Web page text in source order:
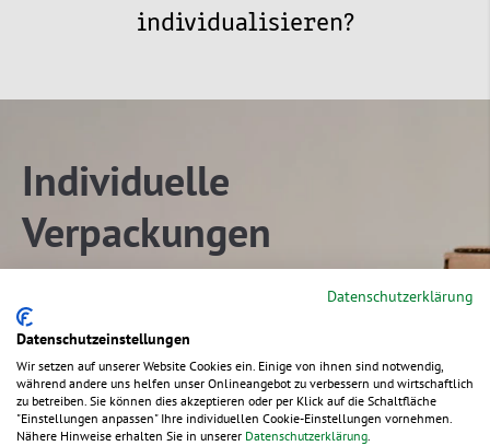
individualisieren?
Individuelle
Verpackungen
nach Ihren Wünschen und
Ideen
Einfach & kostenfrei anfragen
Wir besprechen gemeinsam Ihre Ideen
Datenschutzerklärung
Datenschutzeinstellungen
Wir setzen auf unserer Website Cookies ein. Einige von ihnen sind notwendig,
während andere uns helfen unser Onlineangebot zu verbessern und wirtschaftlich
zu betreiben. Sie können dies akzeptieren oder per Klick auf die Schaltfläche
"Einstellungen anpassen" Ihre individuellen Cookie-Einstellungen vornehmen.
Nähere Hinweise erhalten Sie in unserer Datenschutzerklärung.